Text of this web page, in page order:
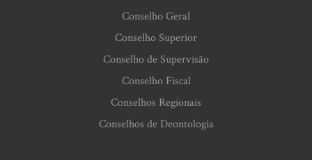
Conselho Geral
Conselho Superior
Conselho de Supervisão
Conselho Fiscal
Conselhos Regionais
Conselhos de Deontologia